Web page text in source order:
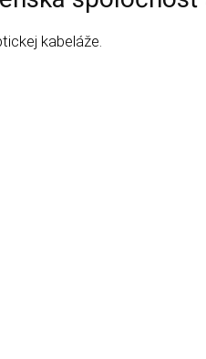
kabeláže.